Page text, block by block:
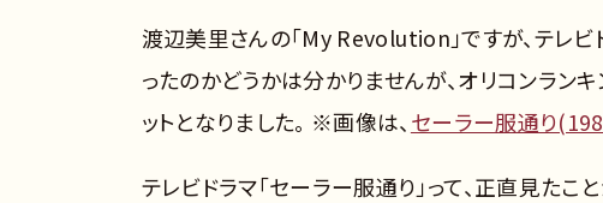
渡辺美里さんの「My Revolution」ですが、テレ
ったのかどうかは分かりませんが、オリコンラ
ットとなりました。 ※画像は、 セーラー服通り
テレビドラマ「セーラー服通り」って、正直見た